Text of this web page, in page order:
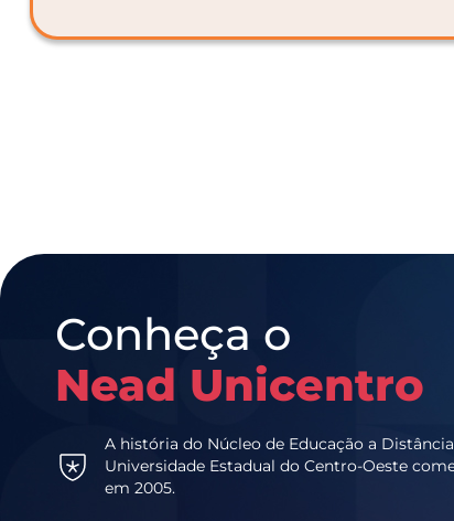
Conheça o
Nead Unicentro
A história do Núcleo de Educação a
Universidade Estadual do Centro-Oeste
em 2005.